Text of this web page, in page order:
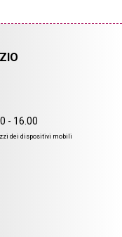
- 16.00
dei dispositivi mobili